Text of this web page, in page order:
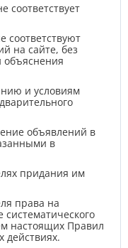
соответствует
соответствуют
на сайте, без
объяснения
и условиям
объявлений в
в
придания им
права на
настоящих Правил
действиях.